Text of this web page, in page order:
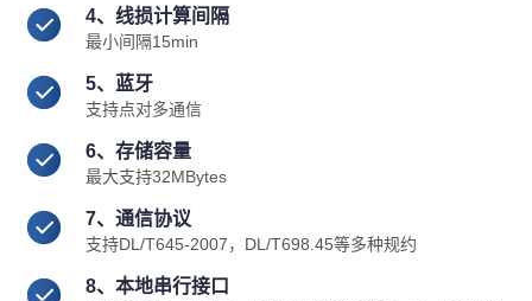
4、线损计算间隔
最小间隔15min
5、蓝牙
支持点对多通信
6、存储容量
最大支持32MBytes
7、通信协议
支持DL/T645-2007，DL/T698.45等多种规约
8、本地串行接口